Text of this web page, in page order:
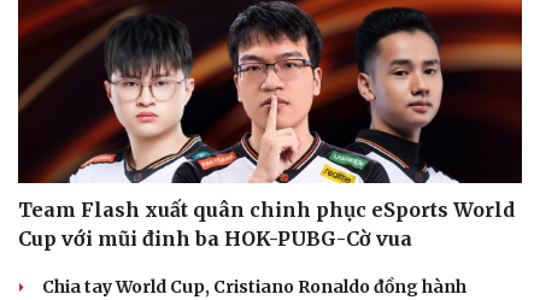
Sức khỏe
Dinh dưỡng - món ngon
Cây thuốc
Sản phụ khoa
Nam khoa
Làm đẹp - giảm cân
Ăn sạch sống khỏe
Đời sống
Nhà đẹp
Blog
Tình yêu - Gia đình
Team Flash xuất quân chinh phục eSports World
Cup với mũi đinh ba HOK-PUBG-Cờ vua
Chia tay World Cup, Cristiano Ronaldo đồng hành